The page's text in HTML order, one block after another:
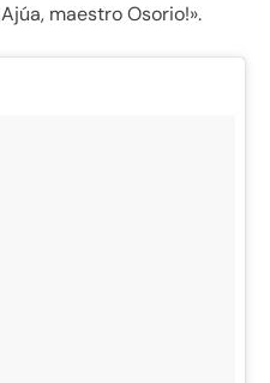
maestro Osorio!».